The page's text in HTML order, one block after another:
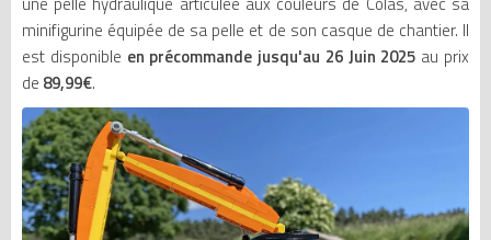
minifigurine équipée de sa pelle et de son casque de chantier. Il
est disponible en précommande jusqu'au 26 Juin 2025 au prix
de 89,99€.